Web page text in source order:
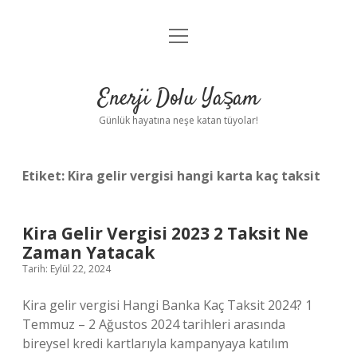
Anasayfa
Yasal Uyarı
menüyü
Enerji Dolu Yaşam
Günlük hayatına neşe katan tüyolar!
Etiket: Kira gelir vergisi hangi karta kaç taksit
Kira Gelir Vergisi 2023 2 Taksit Ne
Zaman Yatacak
Tarih: Eylül 22, 2024
Kira gelir vergisi Hangi Banka Kaç Taksit 2024? 1
Temmuz – 2 Ağustos 2024 tarihleri ​​arasında
bireysel kredi kartlarıyla kampanyaya katılım